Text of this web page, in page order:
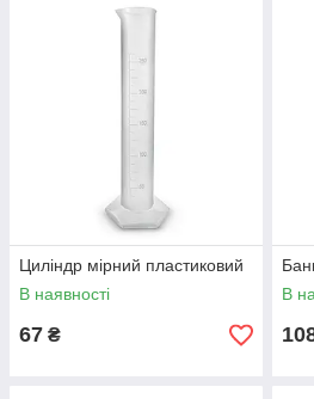
Циліндр мірний пластиковий
В наявності
67 ₴
В